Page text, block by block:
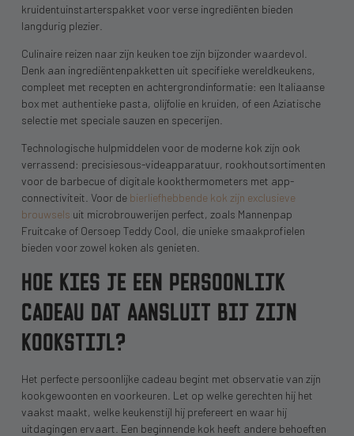
kruidentuinstarterspakket voor verse ingrediënten bieden
langdurig plezier.
Culinaire reizen naar zijn keuken toe zijn bijzonder waardevol.
Denk aan ingrediëntenpakketten uit specifieke wereldkeukens,
compleet met recepten en achtergrondinformatie: een Italiaanse
box met authentieke pasta, olijfolie en kruiden, of een Aziatische
selectie met speciale sauzen en specerijen.
Technologische hulpmiddelen voor de moderne kok zijn ook
verrassend: precisiesous-videapparatuur, rookhoutsortimenten
voor de barbecue of digitale kookthermometers met app-
connectiviteit. Voor de bierliefhebbende kok zijn exclusieve
brouwsels uit microbrouwerijen perfect, zoals Mannenpap
Fruitcake of Oersoep Teddy Cool, die unieke smaakprofielen
bieden voor zowel koken als genieten.
HOE KIES JE EEN PERSOONLIJK
CADEAU DAT AANSLUIT BIJ ZIJN
KOOKSTIJL?
Het perfecte persoonlijke cadeau begint met observatie van zijn
kookgewoonten en voorkeuren. Let op welke gerechten hij het
vaakst maakt, welke keukenstijl hij prefereert en waar hij
uitdagingen ervaart. Een beginnende kok heeft andere behoeften